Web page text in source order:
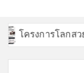
งการโลกสวย ตาใส